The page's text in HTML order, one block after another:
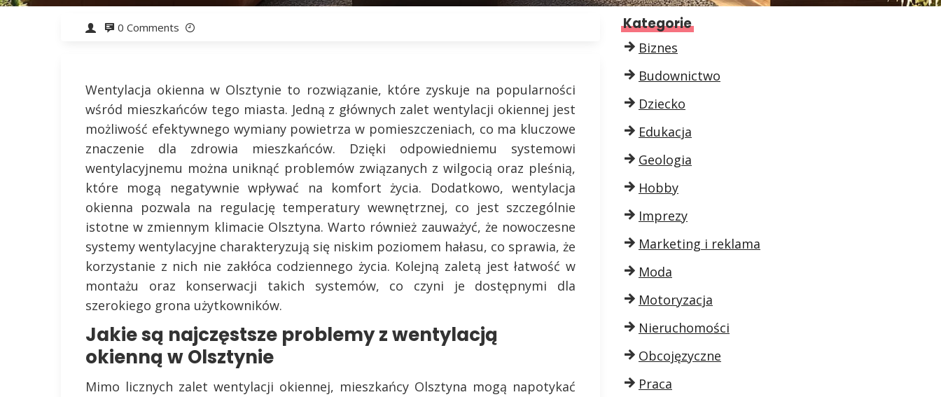
0 Comments
Wentylacja okienna w Olsztynie to rozwiązanie, które zyskuje na popularności
wśród mieszkańców tego miasta. Jedną z głównych zalet wentylacji okiennej jest
możliwość efektywnego wymiany powietrza w pomieszczeniach, co ma kluczowe
znaczenie dla zdrowia mieszkańców. Dzięki odpowiedniemu systemowi
wentylacyjnemu można uniknąć problemów związanych z wilgocią oraz pleśnią,
które mogą negatywnie wpływać na komfort życia. Dodatkowo, wentylacja
okienna pozwala na regulację temperatury wewnętrznej, co jest szczególnie
istotne w zmiennym klimacie Olsztyna. Warto również zauważyć, że nowoczesne
systemy wentylacyjne charakteryzują się niskim poziomem hałasu, co sprawia, że
korzystanie z nich nie zakłóca codziennego życia. Kolejną zaletą jest łatwość w
montażu oraz konserwacji takich systemów, co czyni je dostępnymi dla
szerokiego grona użytkowników.
Jakie są najczęstsze problemy z wentylacją
okienną w Olsztynie
Mimo licznych zalet wentylacji okiennej, mieszkańcy Olsztyna mogą napotykać
Kategorie
Biznes
Budownictwo
Dziecko
Edukacja
Geologia
Hobby
Imprezy
Marketing i reklama
Moda
Motoryzacja
Nieruchomości
Obcojęzyczne
Praca